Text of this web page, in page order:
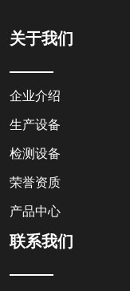
关于我们
企业介绍
生产设备
检测设备
荣誉资质
产品中心
联系我们